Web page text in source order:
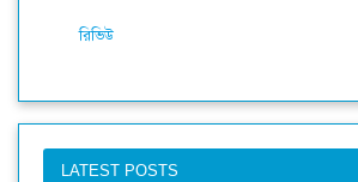
রিভিউ
LATEST POSTS